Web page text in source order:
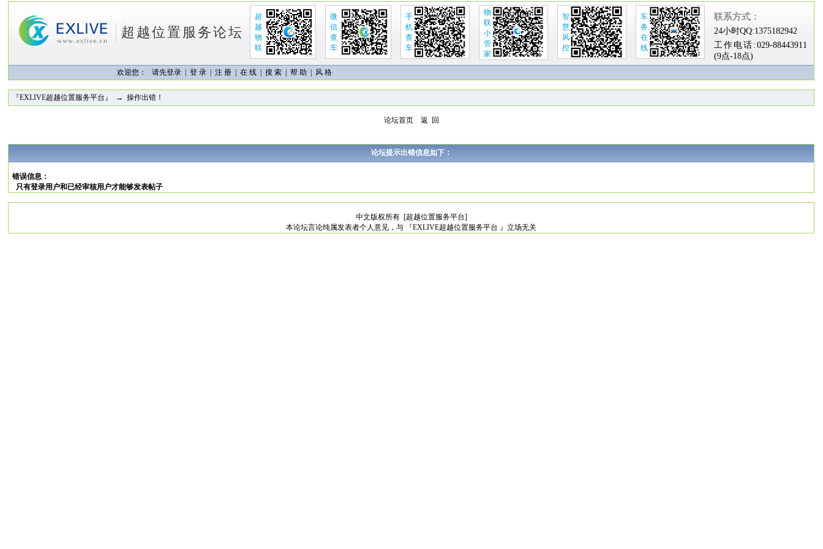
超越位置服务论坛
超
越
物
联
微
信
查
车
手
机
查
车
物
联
小
管
家
智
慧
风
控
车
务
在
线
联系方式：
24小时QQ:1375182942
工作电话:029-88443911
(9点-18点)
欢迎您： 请先登录 | 登 录 注 册 在 线 搜 索 帮 助 | 风 格
『EXLIVE超越位置服务平台』 → 操作出错！
论坛首页 返 回
论坛提示出错信息如下：
错误信息：
只有登录用户和已经审核用户才能够发表帖子
中文版权所有 [超越位置服务平台]
本论坛言论纯属发表者个人意见，与 『EXLIVE超越位置服务平台 』立场无关